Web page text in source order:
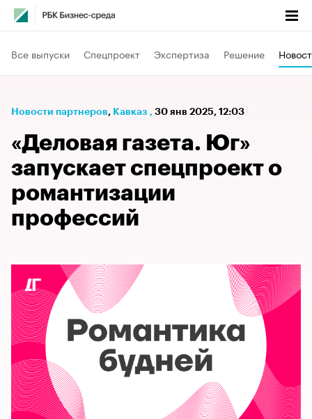
Все выпуски Спецпроект Экспертиза Решение
Новости партнеров⁠, Кавказ , 30 янв 2025, 12:03
«Деловая газета. Юг»
запускает спецпроект о
романтизации
профессий